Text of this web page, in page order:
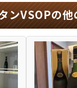
ンVSOPの